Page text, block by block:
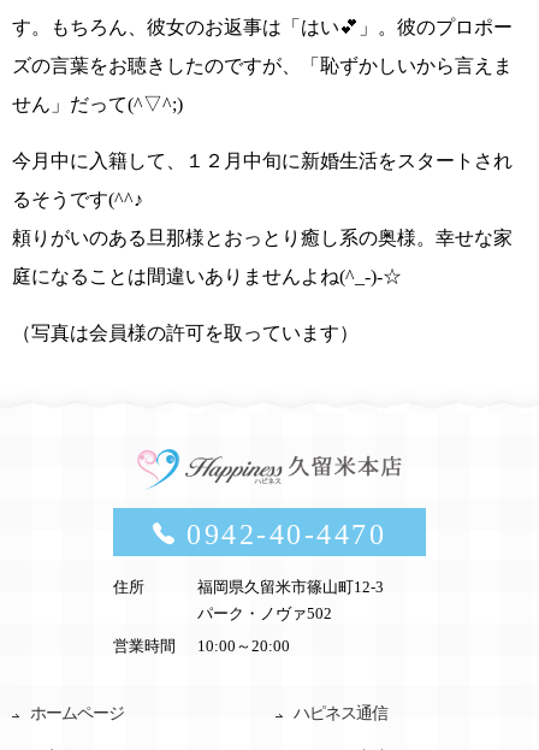
す。もちろん、彼女のお返事は 「はい💕」
。彼のプロポー
ズの言葉をお聴きしたのですが、
「恥ずかしいから言えま
せん」 だって(^▽^;)
今月中に入籍して、
１２月中旬に新婚生活をスタートされ
るそうです(^^♪
頼りがいのある旦那様と おっとり癒し系の奥様。 幸せな家
庭になることは間違いありませんよね(^_-)-☆
（写真は会員様の許可を取っています）
0942-40-4470
住所
福岡県久留米市篠山町12-3
パーク・ノヴァ502
営業時間
10:00～20:00
ホームページ ハピネス通信